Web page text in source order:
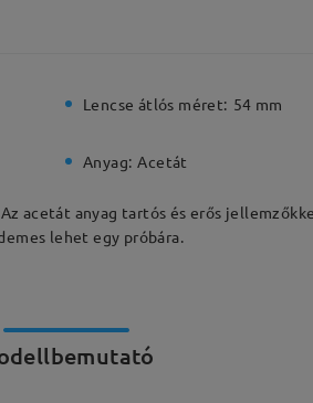
Lencse átlós méret: 54 mm
Anyag: Acetát
acetát anyag tartós és erős
lehet egy próbára.